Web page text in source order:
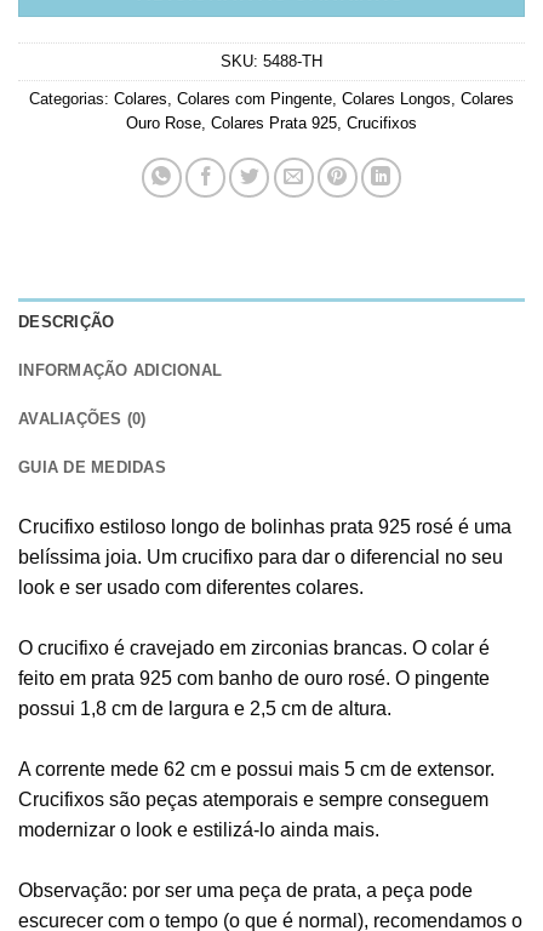
SKU: 5488-TH
Categorias: Colares, Colares com Pingente, Colares Longos, Colares
Ouro Rose, Colares Prata 925, Crucifixos
DESCRIÇÃO
INFORMAÇÃO ADICIONAL
AVALIAÇÕES (0)
GUIA DE MEDIDAS
Crucifixo estiloso longo de bolinhas prata 925 rosé é uma
belíssima joia. Um crucifixo para dar o diferencial no seu
look e ser usado com diferentes colares.
O crucifixo é cravejado em zirconias brancas. O colar é
feito em prata 925 com banho de ouro rosé. O pingente
possui 1,8 cm de largura e 2,5 cm de altura.
A corrente mede 62 cm e possui mais 5 cm de extensor.
Crucifixos são peças atemporais e sempre conseguem
modernizar o look e estilizá-lo ainda mais.
Observação: por ser uma peça de prata, a peça pode
escurecer com o tempo (o que é normal), recomendamos o